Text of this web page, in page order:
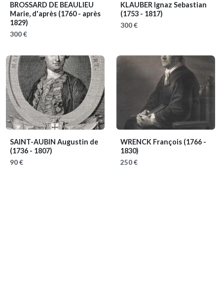
BROSSARD DE BEAULIEU
Marie, d'après (1760 - après
1829)
300 €
KLAUBER Ignaz Sebastian
(1753 - 1817)
300 €
SAINT-AUBIN Augustin de
(1736 - 1807)
90 €
WRENCK François (1766 -
1830)
250 €